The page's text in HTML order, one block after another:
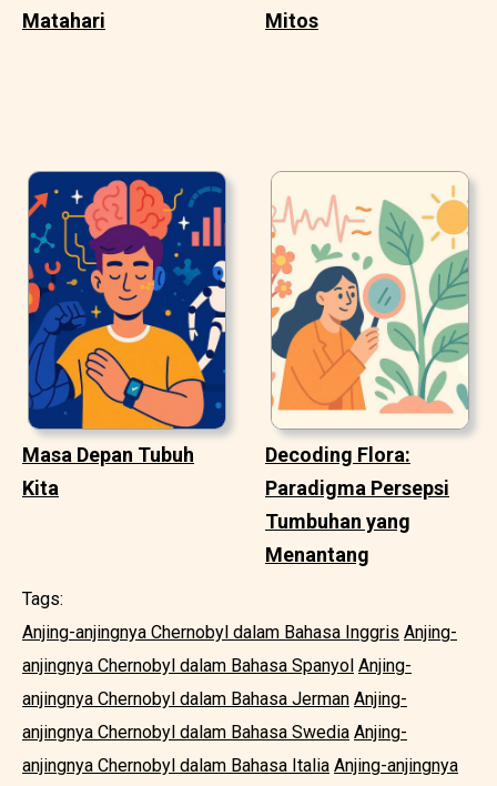
Matahari Mitos
Masa Depan Tubuh
Kita
Decoding Flora:
Paradigma Persepsi
Tumbuhan yang
Menantang
Tags:
Anjing-anjingnya Chernobyl dalam Bahasa Inggris Anjing-
anjingnya Chernobyl dalam Bahasa Spanyol Anjing-
anjingnya Chernobyl dalam Bahasa Jerman Anjing-
anjingnya Chernobyl dalam Bahasa Swedia Anjing-
anjingnya Chernobyl dalam Bahasa Italia Anjing-anjingnya